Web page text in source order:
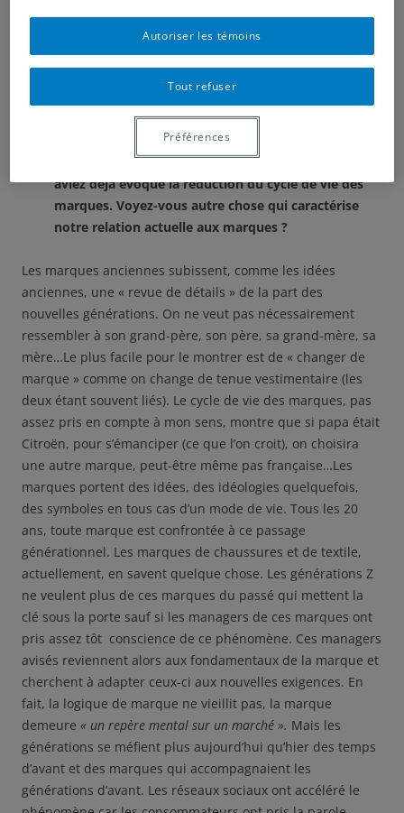
comporte, quelquefois, comme un consommateur, allant
au plus séduisant…Les idéologies, les grandes idées
peuvent également être apparentées à la logique de
pour les soutenir ou les combattre.
Comme évolution sur la relation aux marques, vous
aviez déjà évoqué la réduction du cycle de vie des
marques. Voyez-vous autre chose qui caractérise
notre relation actuelle aux marques ?
Les marques anciennes subissent, comme les idées
anciennes, une « revue de détails » de la part des
nouvelles générations. On ne veut pas nécessairement
ressembler à son grand-père, son père, sa grand-mère, sa
mère…Le plus facile pour le montrer est de « changer de
marque » comme on change de tenue vestimentaire (les
deux étant souvent liés). Le cycle de vie des marques, pas
assez pris en compte à mon sens, montre que si papa était
Citroën, pour s’émanciper (ce que l’on croit), on choisira
une autre marque, peut-être même pas française…Les
marques portent des idées, des idéologies quelquefois,
des symboles en tous cas d’un mode de vie. Tous les 20
ans, toute marque est confrontée à ce passage
générationnel. Les marques de chaussures et de textile,
actuellement, en savent quelque chose. Les générations Z
ne veulent plus de ces marques du passé qui mettent la
clé sous la porte sauf si les managers de ces marques ont
pris assez tôt conscience de ce phénomène. Ces managers
avisés reviennent alors aux fondamentaux de la marque et
cherchent à adapter ceux-ci aux nouvelles exigences. En
fait, la logique de marque ne vieillit pas, la marque
demeure « un repère mental sur un marché ». Mais les
générations se méfient plus aujourd’hui qu’hier des temps
d’avant et des marques qui accompagnaient les
générations d’avant. Les réseaux sociaux ont accéléré le
Tout refuser
Autoriser les témoins
Préférences